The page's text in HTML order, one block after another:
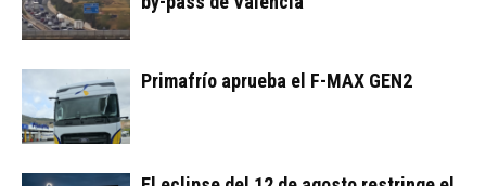
Primafrío aprueba el F-MAX GEN2